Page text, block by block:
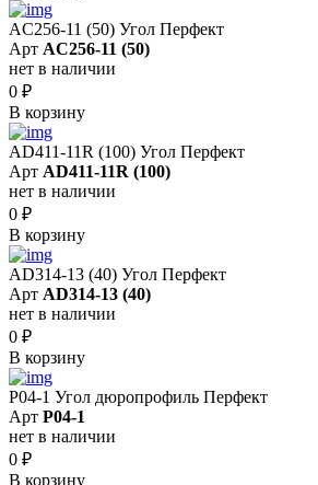
AC256-11 (50) Угол Перфект
Арт AC256-11 (50)
нет в наличии
0 ₽
В корзину
AD411-11R (100) Угол Перфект
Арт AD411-11R (100)
нет в наличии
0 ₽
В корзину
AD314-13 (40) Угол Перфект
Арт AD314-13 (40)
нет в наличии
0 ₽
В корзину
P04-1 Угол дюропрофиль Перфект
Арт P04-1
нет в наличии
0 ₽
В корзину